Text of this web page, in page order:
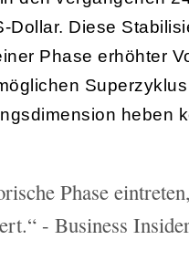
Diese
Phase erhöhter
heben
Phase
- Business